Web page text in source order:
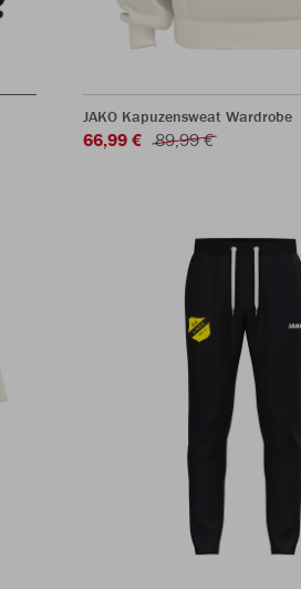
JAKO Kapuzensweat Wardrobe
66,99 € 89,99 €